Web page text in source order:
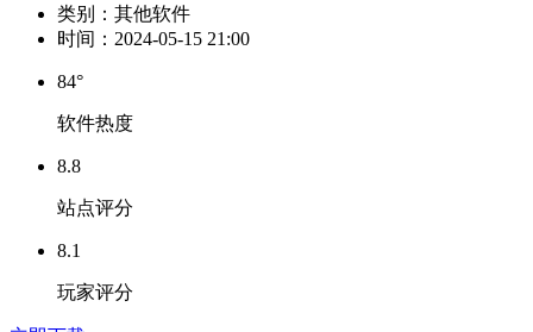
类别： 其他软件
时间： 2024-05-15 21:00
84°
软件热度
8.8
站点评分
8.1
玩家评分